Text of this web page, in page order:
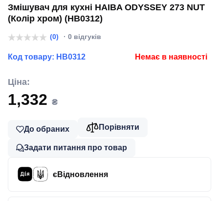
Змішувач для кухні HAIBA ODYSSEY 273 NUT
(Колір хром) (HB0312)
(0) · 0 відгуків
Код товару: HB0312 Немає в наявності
Ціна:
1,332 ₴
До обраних Порівняти
Задати питання про товар
єВідновлення